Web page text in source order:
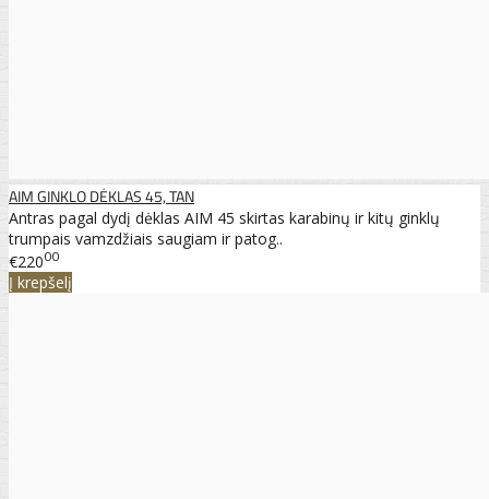
AIM GINKLO DĖKLAS 45, TAN
Antras pagal dydį dėklas AIM 45 skirtas karabinų ir kitų ginklų
trumpais vamzdžiais saugiam ir patog..
€22000
Į krepšelį